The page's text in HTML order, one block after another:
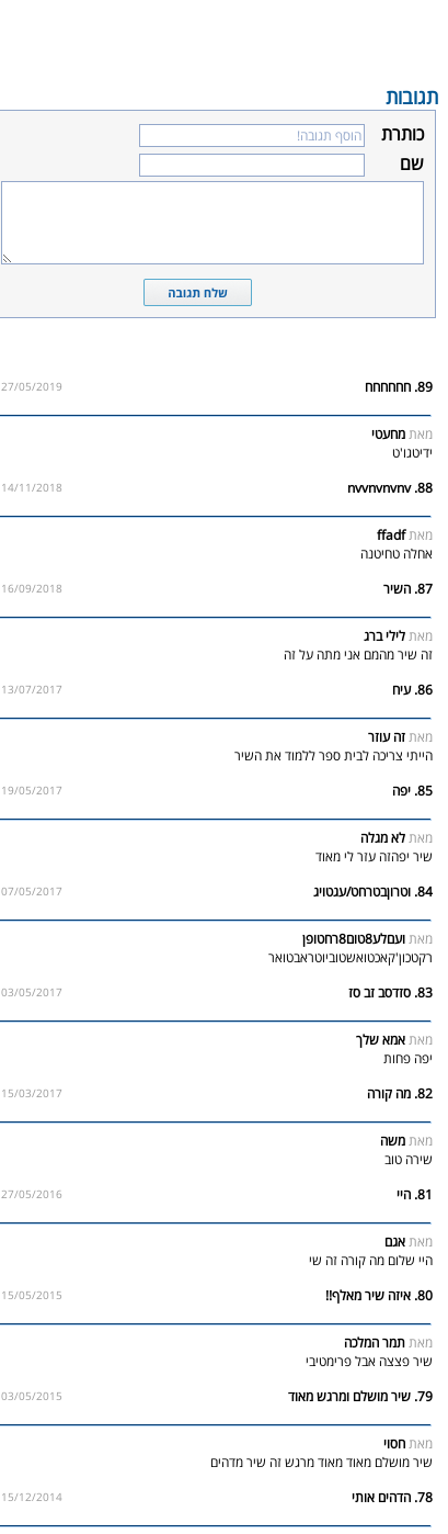
תגובות
כותרת
שם
89. חחחחחח 27/05/2019 - 11:13
מאתמחעטי
ידיטגו'ט
88. nvvnvnvnv
14/11/2018 - 11:38
מאתffadf
אחלה טחיטנה
87. השיר
16/09/2018 - 14:38
מאתלילי ברג
זה שיר מהמם אני מתה על זה
86. עיח
13/07/2017 - 20:13
מאתזה עוזר
הייתי צריכה לבית ספר ללמוד את השיר
85. יפה
19/05/2017 - 16:59
מאתלא מגלה
שיר יפהזה עזר לי מאוד
84. וטרוןבטרחט/עגטויג
07/05/2017 - 11:46
מאתועםלע8טום8רחטופן
רקטכון'קאכטואשטוביוטראבטואר
83. סזדסב זב סז
03/05/2017 - 11:11
מאתאמא שלך
יפה פחות
82. מה קורה
15/03/2017 - 09:21
מאתמשה
שירה טוב
81. היי
27/05/2016 - 12:36
מאתאגם
היי שלום מה קורה זה שי
80. איזה שיר מאלף!!
15/05/2015 - 13:50
מאתתמר המלכה
שיר פצצה אבל פרימטיבי
79. שיר מושלם ומרגש מאוד
03/05/2015 - 16:59
מאתחסוי
שיר מושלם מאוד מאוד מרגש זה שיר מדהים
78. הדהים אותי
15/12/2014 - 20:46